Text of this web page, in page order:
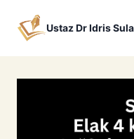
Ustaz Dr Idris